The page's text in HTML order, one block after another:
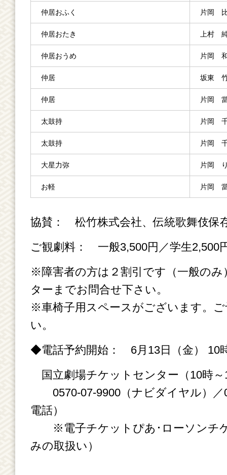
仲居おふく 片岡
仲居おたき 上村
仲居おうめ 片岡
仲居 坂東
仲居 片岡
太鼓持 片岡
太鼓持 片岡
大星力弥 片岡
お軽 片岡
協賛： 松竹株式会社、伝統歌舞伎保
ご観劇料： 一般3,500円／学生2,500
※障害者の方は２割引です（一般の
ターまでお問合せ下さい。
※車椅子用スペースがございます。
い。
◆電話予約開始： 6月13日（金） 10
国立劇場チケットセンター（10時～
0570-07-9900（ナビダイヤル）／
電話）
※電子チケットぴあ･ローソンチ
みの取扱い）